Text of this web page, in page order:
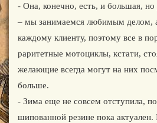
- Она, конечно, есть, и большая, но
– мы занимаемся любимым делом,
каждому клиенту, поэтому все в
раритетные мотоциклы, кстати,
желающие всегда могут на них
больше.
- Зима еще не совсем отступила,
шипованной резине пока